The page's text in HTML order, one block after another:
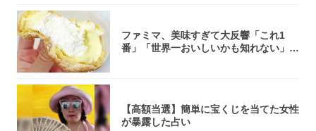
ファミマ、美味すぎて大反響「これ1
番」「世界一おいしいかも知れない」
【高額当選】簡単に宝くじを当てた女性
が暴露した占い